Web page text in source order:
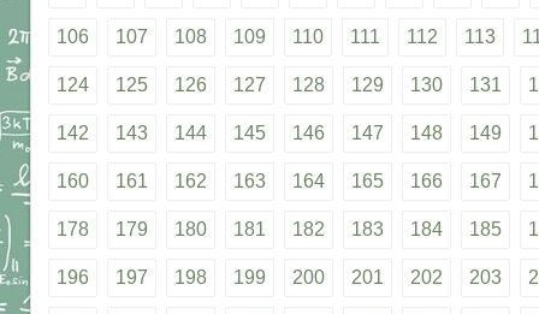
106 107 108 109 110 111 112 113
124 125 126 127 128 129 130 131
142 143 144 145 146 147 148 149
160 161 162 163 164 165 166 167
178 179 180 181 182 183 184 185
196 197 198 199 200 201 202 203